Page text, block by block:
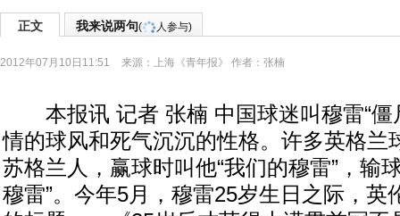
正文 我来说两句( 人参与)
2012年07月10日11:51 来源： 上海《青年报》 作者：张楠
本报讯 记者 张楠 中国球迷叫穆雷“僵
情的球风和死气沉沉的性格。许多英格兰
苏格兰人，赢球时叫他“我们的穆雷”，输
穆雷”。今年5月，穆雷25岁生日之际，英